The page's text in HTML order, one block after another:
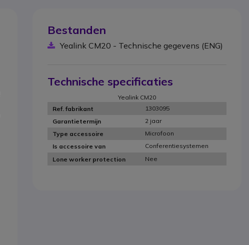
Bestanden
Yealink CM20 - Technische gegevens (ENG)
Technische specificaties
Yealink CM20
Ref. fabrikant
1303095
Garantietermijn
2 jaar
Type accessoire
Microfoon
Is accessoire van
Conferentiesystemen
Lone worker protection
Nee